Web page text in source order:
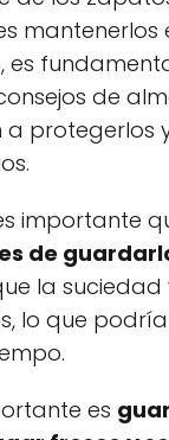
mantenerlos
es
de
protegerlos
importante
de
la suciedad
lo que
es